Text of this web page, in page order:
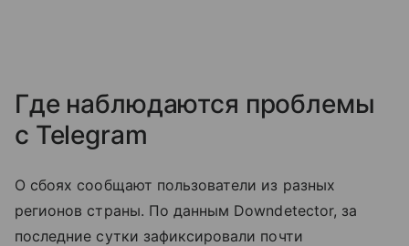
Где наблюдаются проблемы
с Telegram
О сбоях сообщают пользователи из разных
регионов страны. По данным Downdetector, за
последние сутки зафиксировали почти